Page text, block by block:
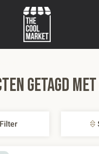
getagd
Filter